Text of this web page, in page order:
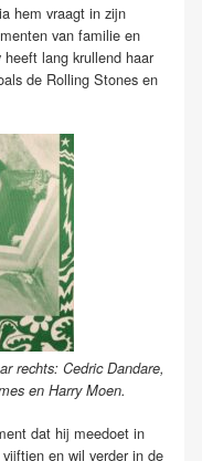
hem vraagt in zijn
van familie en
lang krullend haar
de Rolling Stones en
rechts: Cedric Dandare,
en Harry Moen.
dat hij meedoet in
en wil verder in de